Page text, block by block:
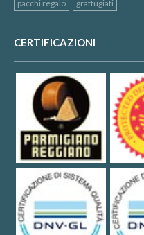
pacchi regalo
grattugiati
CERTIFICAZIONI